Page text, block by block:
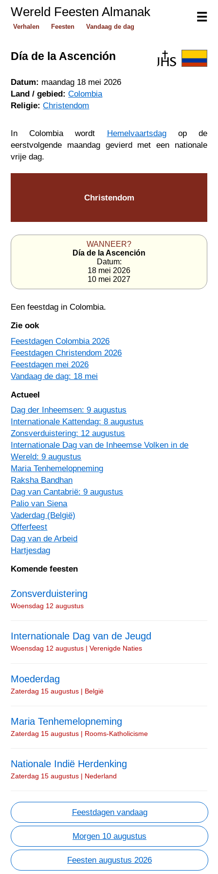
☰
Wereld Feesten Almanak
Verhalen Feesten Vandaag de dag
Día de la Ascención
Datum: maandag 18 mei 2026
Land / gebied: Colombia
Religie: Christendom
In Colombia wordt Hemelvaartsdagop de
eerstvolgende maandag gevierd met een nationale
vrije dag.
Christendom
WANNEER?
Día de la Ascención
Datum:
18 mei 2026
10 mei 2027
Een feestdag inColombia.
Zie ook
Feestdagen Colombia 2026
Feestdagen Christendom 2026
Feestdagen mei 2026
Vandaag de dag: 18 mei
Actueel
Dag der Inheemsen: 9 augustus
Internationale Kattendag: 8 augustus
Zonsverduistering: 12 augustus
Internationale Dag van de Inheemse Volken in de
Wereld: 9 augustus
Maria Tenhemelopneming
Raksha Bandhan
Dag van Cantabrië: 9 augustus
Palio van Siena
Vaderdag (België)
Offerfeest
Dag van de Arbeid
Hartjesdag
Komende feesten
Zonsverduistering
Woensdag 12 augustus
Internationale Dag van de Jeugd
Woensdag 12 augustus | Verenigde Naties
Moederdag
Zaterdag 15 augustus | België
Maria Tenhemelopneming
Zaterdag 15 augustus | Rooms-Katholicisme
Nationale Indië Herdenking
Zaterdag 15 augustus | Nederland
Feestdagen vandaag
Morgen 10 augustus
Feesten augustus 2026